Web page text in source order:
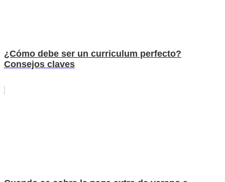
¿Cómo debe ser un curriculum perfecto?
Consejos claves